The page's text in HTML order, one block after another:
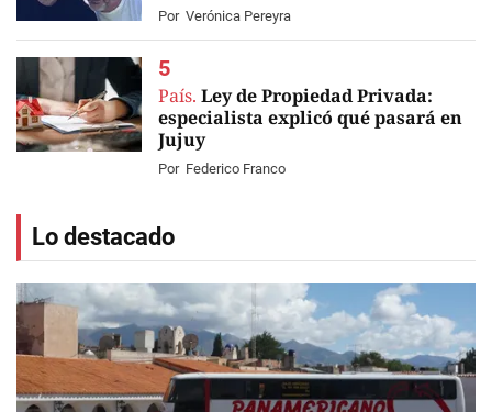
Por Verónica Pereyra
País. Ley de Propiedad Privada:
especialista explicó qué pasará en
Jujuy
Por Federico Franco
Lo destacado